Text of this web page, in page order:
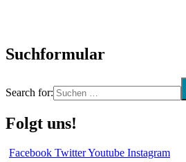
Suchformular
Search for:
Folgt uns!
Facebook TwitterYoutube Instagram